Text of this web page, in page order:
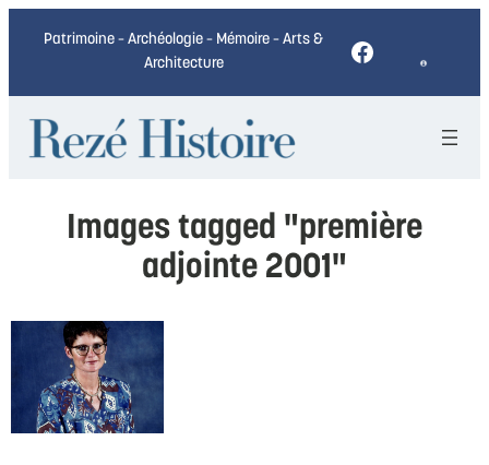
Patrimoine – Archéologie – Mémoire – Arts &
Architecture
Facebook
Images tagged "première
adjointe 2001"